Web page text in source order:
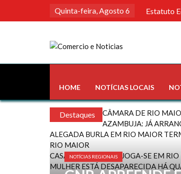
Quinta-feira, Agosto 6 Estatuto
Comercio e Noticias
Notícias e Publicidade Online
HOME NOTÍCIAS LOCAIS
Destaques
CÂMARA DE RIO
AZAMBUJA: JÁ
ALEGADA BURLA EM RIO MAIOR
RIO MAIOR
CASA PIA – BENFICA JOGA-SE EM
MULHER ESTÁ DESAPARECIDA HÁ
NOTÍCIAS REGIONAIS